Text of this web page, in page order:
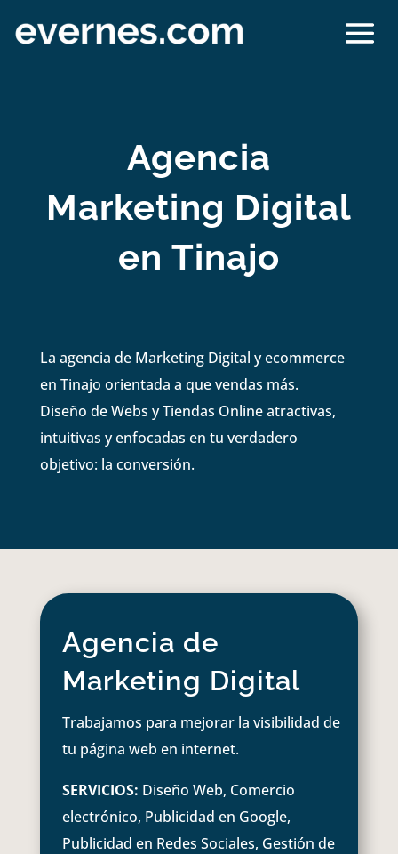
Agencia
Marketing Digital
en Tinajo
La agencia de Marketing Digital y ecommerce
en Tinajo orientada a que vendas más.
Diseño de Webs y Tiendas Online atractivas,
intuitivas y enfocadas en tu verdadero
objetivo: la conversión.
Agencia de
Marketing Digital
Trabajamos para mejorar la visibilidad de
tu página web en internet.
SERVICIOS: Diseño Web, Comercio
electrónico, Publicidad en Google,
Publicidad en Redes Sociales, Gestión de